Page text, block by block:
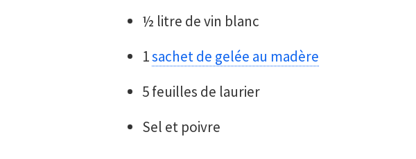
½ litre de vin blanc
1sachet de gelée au madère
5 feuilles de laurier
Sel et poivre